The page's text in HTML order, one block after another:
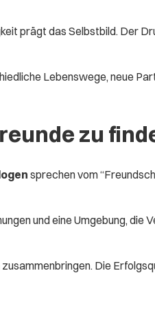
prägt das Selbstbild. Der
Lebenswege, neue
zu
sprechen vom
und eine Umgebung, die
Die